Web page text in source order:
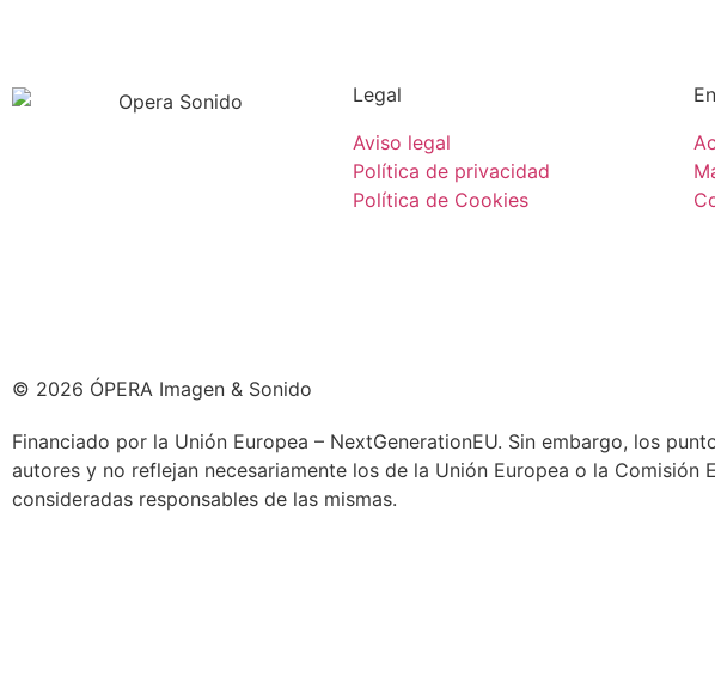
Legal
Aviso legal
Política de privacidad
Política de Cookies
© 2026 ÓPERA Imagen & Sonido
Financiado por la Unión Europea – NextGenerationEU. Sin embargo, los
autores y no reflejan necesariamente los de la Unión Europea o la Comisión
consideradas responsables de las mismas.